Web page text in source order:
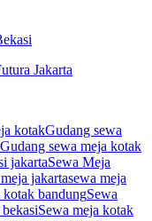
Jakarta
kotakGudang sewa
Gudang sewa meja kotak
jakartaSewa Meja
jakartasewa meja
kotak bandungSewa
Sewa meja kotak